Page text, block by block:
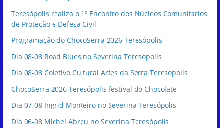
Teresópolis realiza o 1º Encontro dos Núcleos Comunitários
de Proteção e Defesa Civil
Programação do ChocoSerra 2026 Teresópolis
Dia 08-08 Road Blues no Severina Teresópolis
Dia 08-08 Coletivo Cultural Artes da Serra Teresópolis
ChocoSerra 2026 Teresópolis festival do Chocolate
Dia 07-08 Ingrid Monteiro no Severina Teresópolis
Dia 06-08 Michel Abreu no Severina Teresópolis